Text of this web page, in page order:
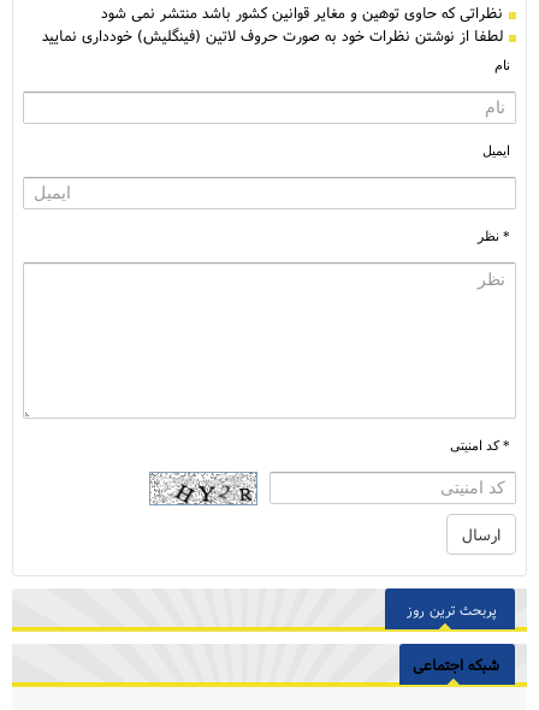
نظراتی كه حاوی توهین و مغایر قوانین کشور باشد منتشر نمی شود
لطفا از نوشتن نظرات خود به صورت حروف لاتین (فینگلیش) خودداری نمایید
نام
ایمیل
* نظر
* کد امنیتی
پربحث ترین روز
شبکه اجتماعی